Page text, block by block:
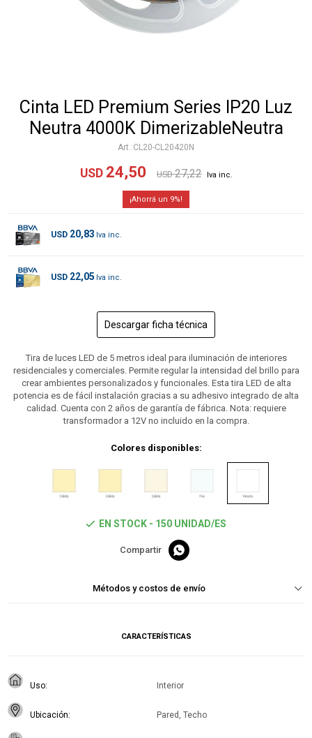
Cinta LED Premium Series IP20 Luz
Neutra 4000K DimerizableNeutra
CL20-CL20420N
USD 24,50 USD 27,22
9
USD 20,83
USD 22,05
Descargar ficha técnica
Tira de luces LED de 5 metros ideal para iluminación de interiores
residenciales y comerciales. Permite regular la intensidad del brillo para
crear ambientes personalizados y funcionales. Esta tira LED de alta
potencia es de fácil instalación gracias a su adhesivo integrado de alta
calidad. Cuenta con 2 años de garantía de fábrica. Nota: requiere
transformador a 12V no incluido en la compra.
Colores disponibles:
EN STOCK - 150 UNIDAD/ES

Métodos y costos de envío
CARACTERÍSTICAS
Uso Interior
Ubicación Pared, Techo